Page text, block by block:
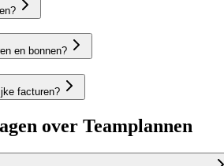
en bonnen?
facturen?
over Teamplannen